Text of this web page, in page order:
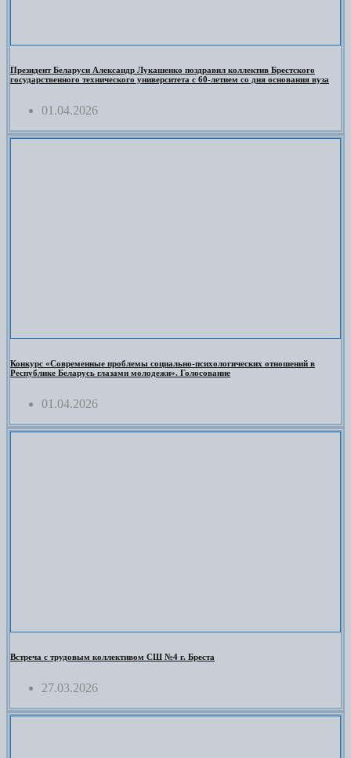
Президент Беларуси Александр Лукашенко поздравил коллектив Брестского
государственного технического университета с 60-летием со дня основания вуза
01.04.2026
Конкурс «Современные проблемы социально-психологических отношений в
Республике Беларусь глазами молодежи». Голосование
01.04.2026
Встреча с трудовым коллективом СШ №4 г. Бреста
27.03.2026